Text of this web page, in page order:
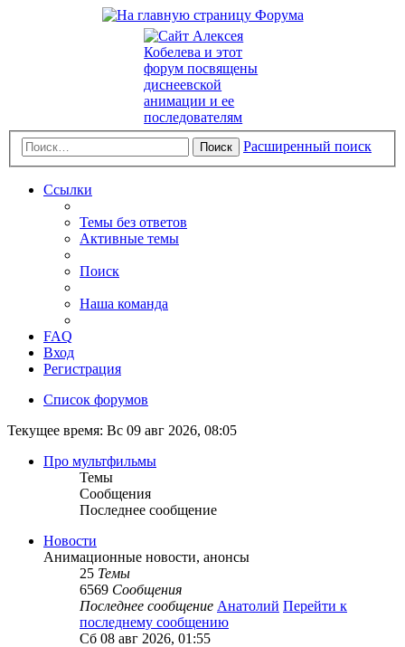
Поиск Расширенный поиск
Ссылки
Темы без ответов
Активные темы
Поиск
Наша команда
FAQ
Вход
Регистрация
Список форумов
Текущее время: Вс 09 авг 2026, 08:05
Про мультфильмы
Темы
Сообщения
Последнее сообщение
Новости
Анимационные новости, анонсы
25 Темы
6569 Сообщения
Последнее сообщение Анатолий Перейти к
последнему сообщению
Сб 08 авг 2026, 01:55